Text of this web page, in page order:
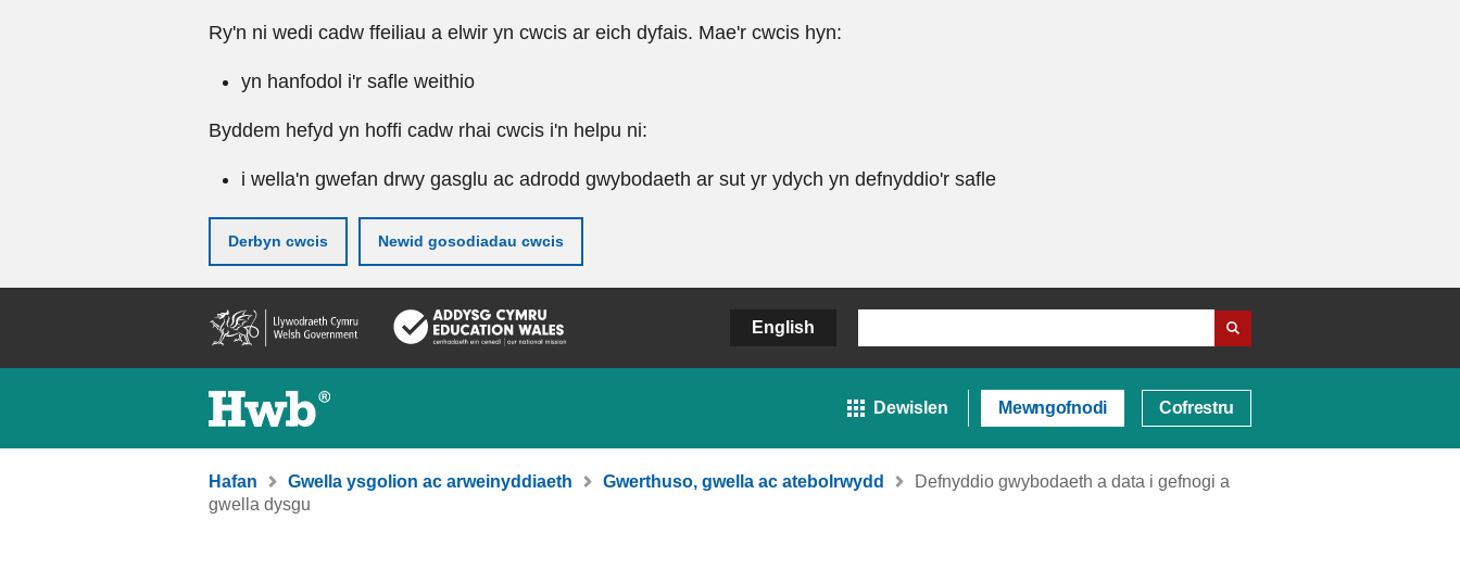
Ry'n ni wedi cadw ffeiliau a elwir yn cwcis ar eich dyfais. Mae'r cwcis hyn:
yn hanfodol i'r safle weithio
Byddem hefyd yn hoffi cadw rhai cwcis i'n helpu ni:
i wella'n gwefan drwy gasglu ac adrodd gwybodaeth ar sut yr ydych yn defnyddio'r safle
Derbyn cwcis Newid gosodiadau cwcis
gynnwy
English
Dewislen Mewngofnodi Cofrestru
Hafan Gwella ysgolion ac arweinyddiaeth Gwerthuso, gwella ac atebolrwydd
Defnyddio gwybodaeth a data i gefnogi a
gwella dysgu